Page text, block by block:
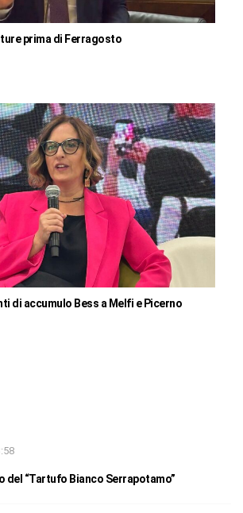
prima di Ferragosto
di accumulo Bess a Melfi e Picerno
del “Tartufo Bianco Serrapotamo”